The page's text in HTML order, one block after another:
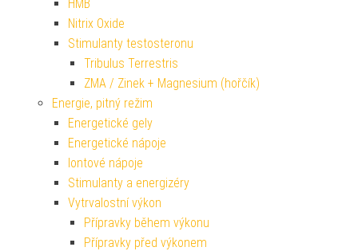
HMB
Nitrix Oxide
Stimulanty testosteronu
Tribulus Terrestris
ZMA / Zinek + Magnesium (hořčík)
Energie, pitný režim
Energetické gely
Energetické nápoje
Iontové nápoje
Stimulanty a energizéry
Vytrvalostní výkon
Přípravky během výkonu
Přípravky před výkonem